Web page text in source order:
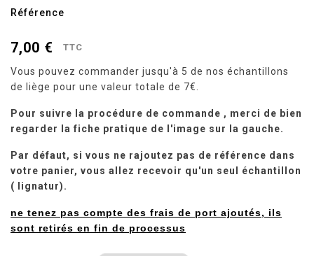
Référence
7,00 € TTC
Vous pouvez commander jusqu'à 5 de nos échantillons
de liège pour une valeur totale de 7€.
Pour suivre la procédure de commande , merci de bien
regarder la fiche pratique de l'image sur la gauche.
Par défaut, si vous ne rajoutez pas de référence dans
votre panier, vous allez recevoir qu'un seul échantillon
( lignatur).
ne tenez pas compte des frais de port ajoutés, ils
sont retirés en fin de processus